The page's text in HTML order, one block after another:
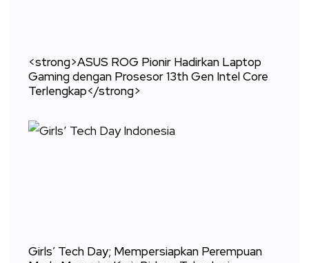
<strong>ASUS ROG Pionir Hadirkan Laptop
Gaming dengan Prosesor 13th Gen Intel Core
Terlengkap</strong>
Girls’ Tech Day; Mempersiapkan Perempuan